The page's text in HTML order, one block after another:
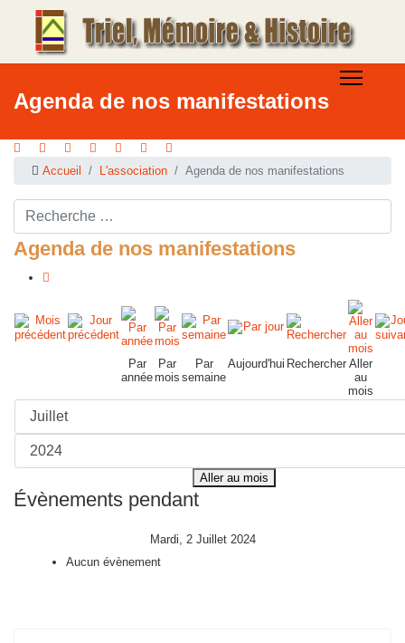
Agenda de nos manifestations
Accueil L'association Agenda de nos manifestations
Rechercher ...
Agenda de nos manifestations
Par
année
Par
mois
Par
semaine
Aujourd'hui Rechercher Aller
au
mois
Aller au mois
Évènements pendant
Mardi, 2 Juillet 2024
Aucun évènement